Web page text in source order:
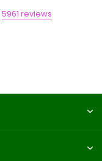
5961 reviews